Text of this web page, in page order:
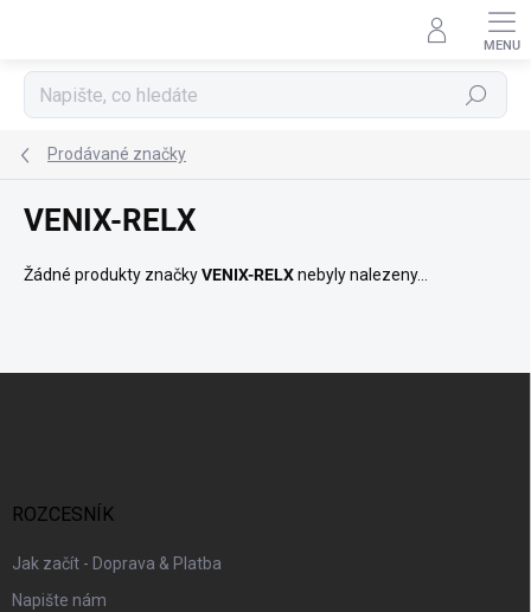
Hledat
Prodávané značky
VENIX-RELX
Žádné produkty značkyVENIX-RELXnebyly nalezeny...
ROZCESNÍK
Jak začít - Doprava & Platba
Napište nám